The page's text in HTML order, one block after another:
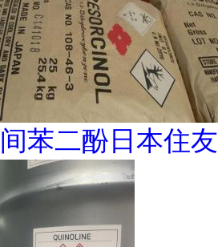
间苯二酚日本住友